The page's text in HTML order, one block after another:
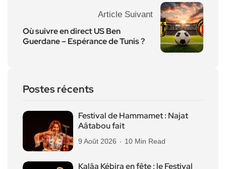
Article Suivant
Où suivre en direct US Ben
Guerdane – Espérance de Tunis ?
Postes récents
Festival de Hammamet : Najat
Aâtabou fait
9 Août 2026 10 Min Read
Kalâa Kébira en fête : le Festival